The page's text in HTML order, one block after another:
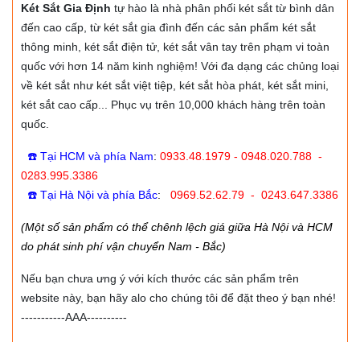
Két Sắt Gia Định tự hào là nhà phân phối két sắt từ bình dân
đến cao cấp, từ két sắt gia đình đến các sản phẩm két sắt
thông minh, két sắt điện tử, két sắt vân tay trên phạm vi toàn
quốc với hơn 14 năm kinh nghiệm! Với đa dạng các chủng loại
về két sắt như két sắt việt tiệp, két sắt hòa phát, két sắt mini,
két sắt cao cấp... Phục vụ trên 10,000 khách hàng trên toàn
quốc.
☎️ Tại HCM và phía Nam: 0933.48.1979 - 0948.020.788 -
0283.995.3386
☎️ Tại Hà Nội và phía Bắc: 0969.52.62.79 - 0243.647.3386
(Một số sản phẩm có thể chênh lệch giá giữa Hà Nội và HCM
do phát sinh phí vận chuyển Nam - Bắc)
Nếu bạn chưa ưng ý với kích thước các sản phẩm trên
website này, bạn hãy alo cho chúng tôi để đặt theo ý bạn nhé!
-----------AAA----------